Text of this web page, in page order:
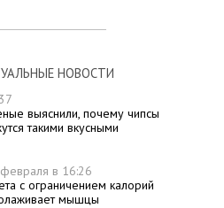
НОВОСТИ
выяснили, почему чипсы
такими вкусными
в 16:26
с ограничением калорий
мышцы